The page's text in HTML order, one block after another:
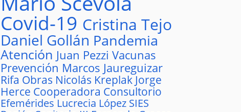
Covid-19 Cristina Tejo
Daniel Gollán Pandemia
Atención Juan Pezzi Vacunas
Prevención Marcos Jaureguizar
Rifa Obras Nicolás Kreplak Jorge
Herce Cooperadora Consultorio
Efemérides Lucrecia López SIES